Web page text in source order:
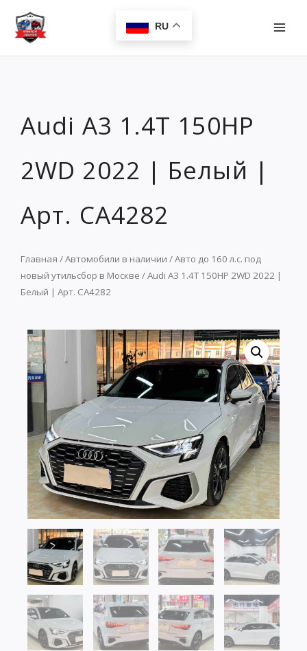
Перейти
содержимому
RU
Audi A3 1.4T 150HP
2WD 2022 | Белый |
Арт. CA4282
Главная /Автомобили в наличии /Авто до 160 л.с. под
новый утильсбор в Москве / Audi A3 1.4T 150HP 2WD 2022 |
Белый | Арт. CA4282